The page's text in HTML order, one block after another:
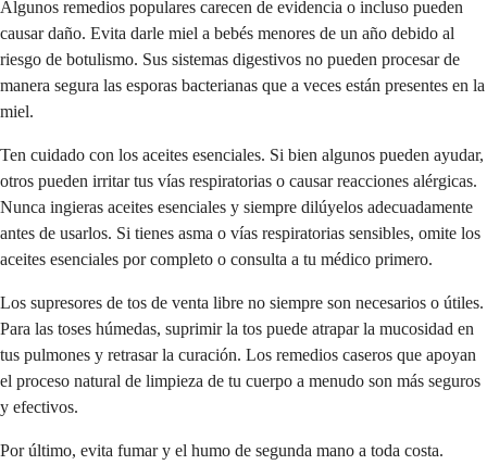
Algunos remedios populares carecen de evidencia o incluso pueden
causar daño. Evita darle miel a bebés menores de un año debido al
riesgo de botulismo. Sus sistemas digestivos no pueden procesar de
manera segura las esporas bacterianas que a veces están presentes en la
miel.
Ten cuidado con los aceites esenciales. Si bien algunos pueden ayudar,
otros pueden irritar tus vías respiratorias o causar reacciones alérgicas.
Nunca ingieras aceites esenciales y siempre dilúyelos adecuadamente
antes de usarlos. Si tienes asma o vías respiratorias sensibles, omite los
aceites esenciales por completo o consulta a tu médico primero.
Los supresores de tos de venta libre no siempre son necesarios o útiles.
Para las toses húmedas, suprimir la tos puede atrapar la mucosidad en
tus pulmones y retrasar la curación. Los remedios caseros que apoyan
el proceso natural de limpieza de tu cuerpo a menudo son más seguros
y efectivos.
Por último, evita fumar y el humo de segunda mano a toda costa.